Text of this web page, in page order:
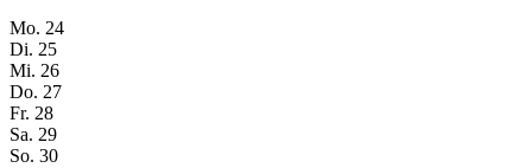
Mo. 24
Di. 25
Mi. 26
Do. 27
Fr. 28
Sa. 29
So. 30